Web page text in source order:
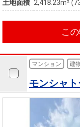
土地面積 2,418.23m²
こ
マンション 建
モンシャ